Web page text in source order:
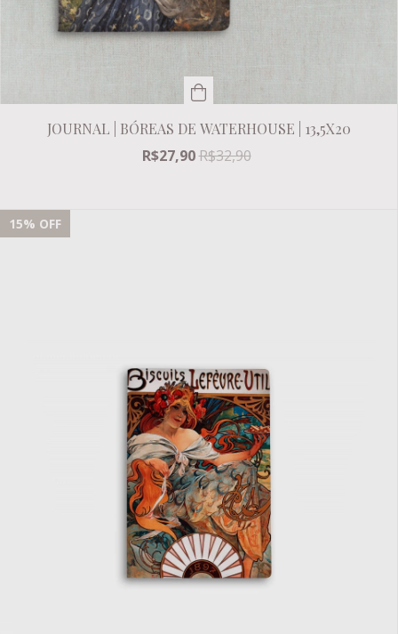
JOURNAL | BÓREAS DE WATERHOUSE | 13,5X20
R$27,90R$32,90
15% OFF